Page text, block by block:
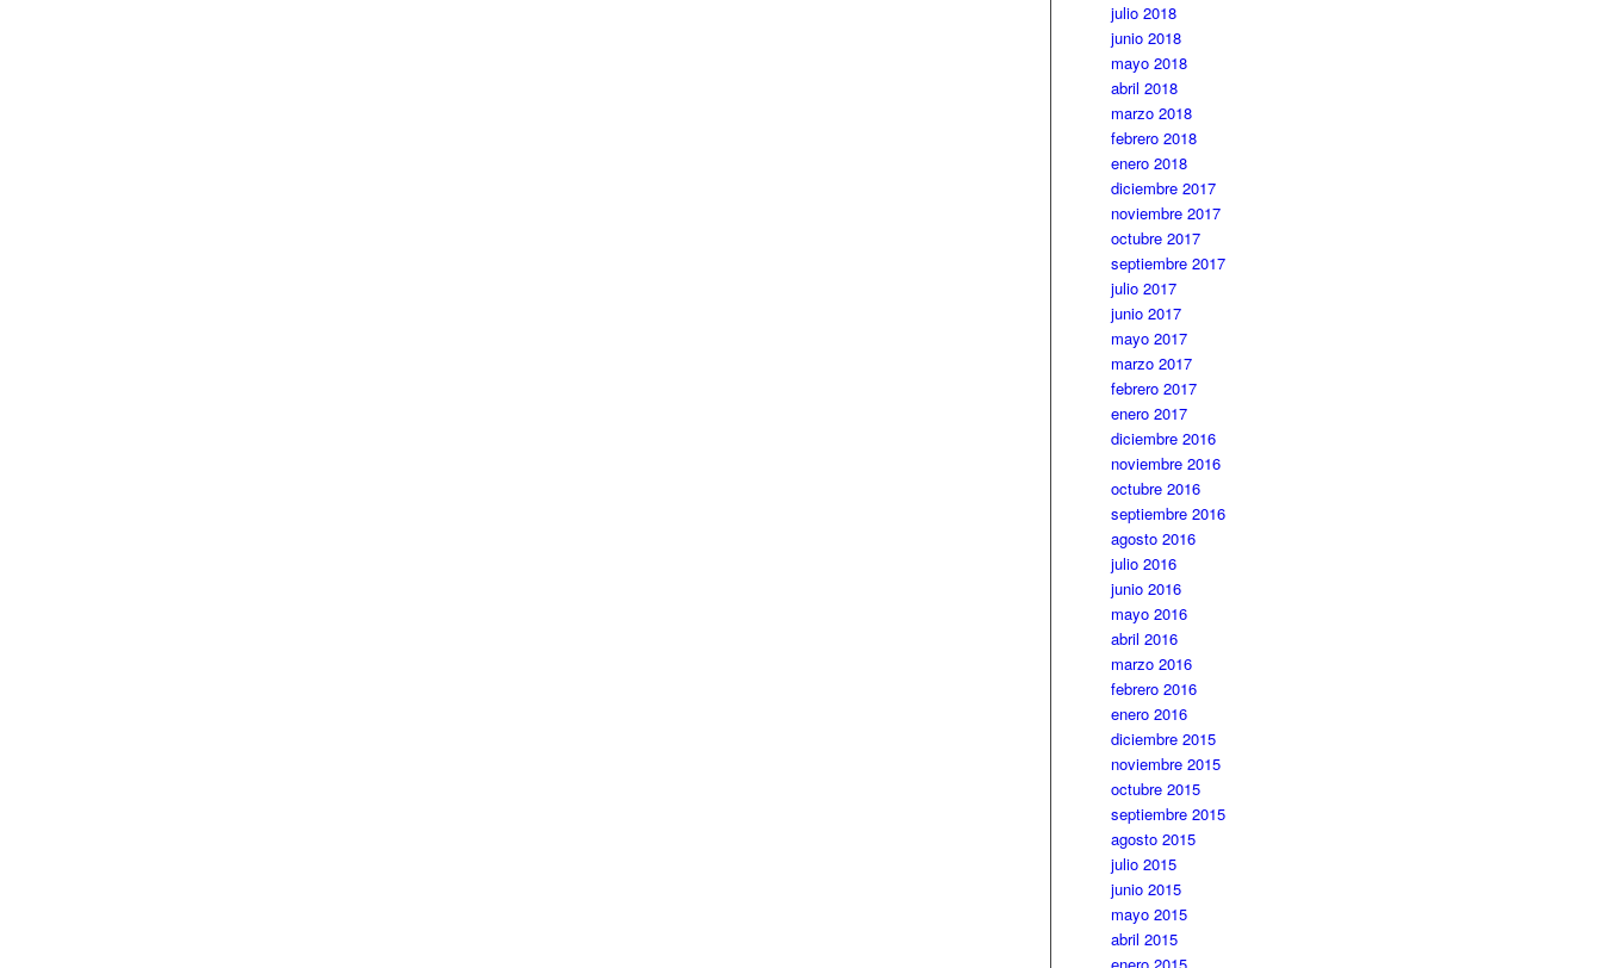
julio 2018
junio 2018
mayo 2018
abril 2018
marzo 2018
febrero 2018
enero 2018
diciembre 2017
noviembre 2017
octubre 2017
septiembre 2017
julio 2017
junio 2017
mayo 2017
marzo 2017
febrero 2017
enero 2017
diciembre 2016
noviembre 2016
octubre 2016
septiembre 2016
agosto 2016
julio 2016
junio 2016
mayo 2016
abril 2016
marzo 2016
febrero 2016
enero 2016
diciembre 2015
noviembre 2015
octubre 2015
septiembre 2015
agosto 2015
julio 2015
junio 2015
mayo 2015
abril 2015